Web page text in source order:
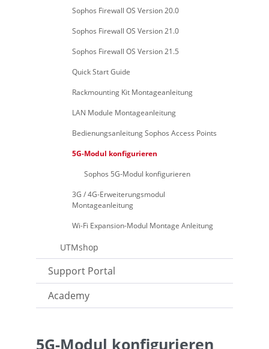
Sophos Firewall OS Version 20.0
Sophos Firewall OS Version 21.0
Sophos Firewall OS Version 21.5
Quick Start Guide
Rackmounting Kit Montageanleitung
LAN Module Montageanleitung
Bedienungsanleitung Sophos Access Points
5G-Modul konfigurieren
Sophos 5G-Modul konfigurieren
3G / 4G-Erweiterungsmodul
Montageanleitung
Wi-Fi Expansion-Modul Montage Anleitung
UTMshop
Support Portal
Academy
5G-Modul konfigurieren